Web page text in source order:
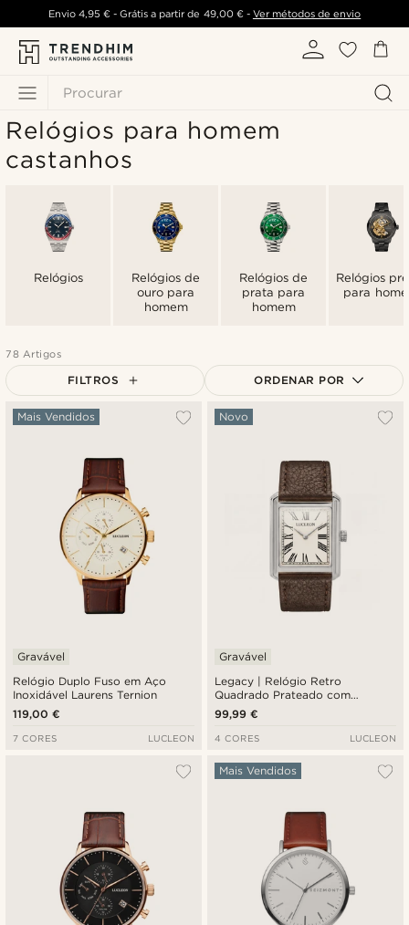
Procurar
Envio 4,95 €- Grátis a partir de 49,00 €- Ver métodos de envio
Relógios para homem
castanhos
Relógios
Relógios de
ouro para
homem
Relógios de
prata para
homem
Relógios
para
78 Artigos
FILTROS ORDENAR POR
Mais vendidos
Preço mais baixo
Preço mais alto
Relógio Duplo Fuso em Aço
Inoxidável Laurens Ternion
Mais Vendidos
Gravável
119,00 €
7 CORES LUCLEON
Legacy | Relógio Retro
Quadrado Prateado com
Mostrador Romano Creme e
Pulseira em Pele Castanha-
escura
Novo
Gravável
99,99 €
4 CORES LUCLEON
Mais Vendidos